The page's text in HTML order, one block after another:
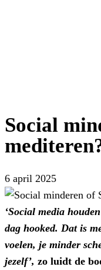
Social
6 april 2025
‘Social media
dag hooked. Dat is
voelen, je minder
jezelf’, zo luidt de